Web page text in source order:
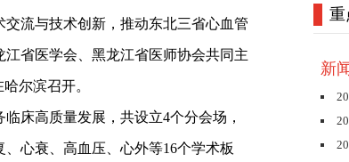
交流与技术创新，推动东北三省心血管
省医学会、黑龙江省医师协会共同主
尔滨召开。
床高质量发展，共设立4个分会场，
心衰、高血压、心外等16个学术板